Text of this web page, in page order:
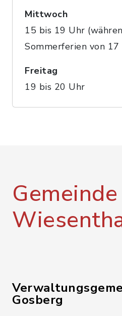
Mittwoch
15 bis 19 Uhr
Sommerferien von
Freitag
19 bis 20 Uhr
Gemeinde
Gosberg